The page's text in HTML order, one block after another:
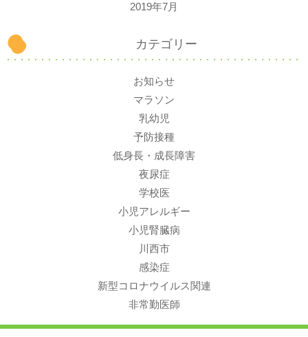
2019年7月
カテゴリー
お知らせ
マラソン
乳幼児
予防接種
低身長・成長障害
夜尿症
学校医
小児アレルギー
小児腎臓病
川西市
感染症
新型コロナウイルス関連
非常勤医師